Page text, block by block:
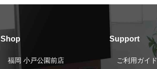
Shop
福岡 小戸公園前店
Support
ご利用ガイド